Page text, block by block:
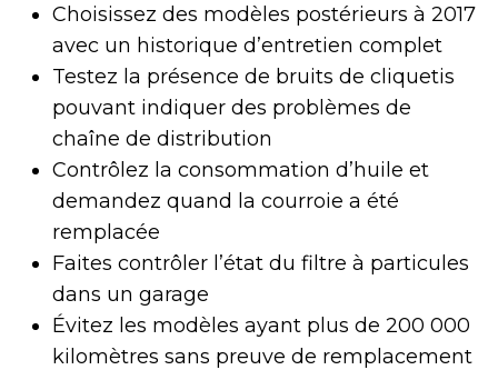
Choisissez des modèles postérieurs à 2017
avec un historique d’entretien complet
Testez la présence de bruits de cliquetis
pouvant indiquer des problèmes de
chaîne de distribution
Contrôlez la consommation d’huile et
demandez quand la courroie a été
remplacée
Faites contrôler l’état du filtre à particules
dans un garage
Évitez les modèles ayant plus de 200 000
kilomètres sans preuve de remplacement